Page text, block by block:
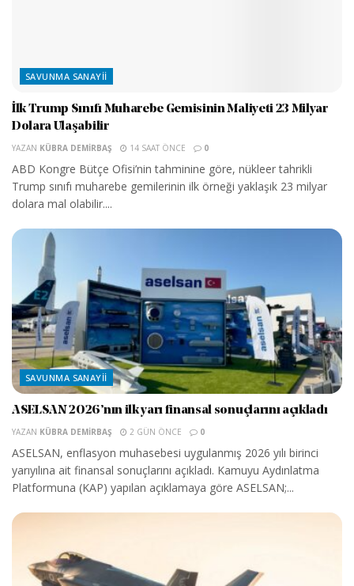
SAVUNMA SANAYII
İlk Trump Sınıfı Muharebe Gemisinin Maliyeti 23 Milyar
Dolara Ulaşabilir
YAZAN KÜBRA DEMIRBAŞ 14 SAAT ÖNCE 0
ABD Kongre Bütçe Ofisi’nin tahminine göre, nükleer tahrikli
Trump sınıfı muharebe gemilerinin ilk örneği yaklaşık 23 milyar
dolara mal olabilir....
SAVUNMA SANAYII
ASELSAN 2026’nın ilk yarı finansal sonuçlarını açıkladı
YAZAN KÜBRA DEMIRBAŞ 2 GÜN ÖNCE 0
ASELSAN, enflasyon muhasebesi uygulanmış 2026 yılı birinci
yarıyılına ait finansal sonuçlarını açıkladı. Kamuyu Aydınlatma
Platformuna (KAP) yapılan açıklamaya göre ASELSAN;...